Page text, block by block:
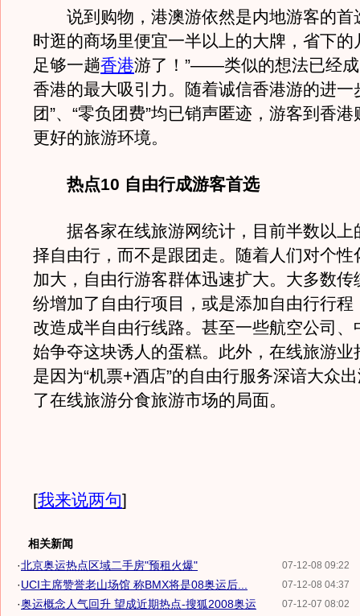
说到购物，港澳游依然是内地游客的首
时逛的商场里便宜一半以上的大牌，省下的
足够一趟香港游了！”——类似的想法已经
香港的最大吸引力。随着诚信香港游的进一
团”、“零负团费”均已销声匿迹，游客到香
更好的旅游环境。
热点10 自由行成游客首选
据各家在线旅游网统计，目前半数以上
择自由行，而不是跟团走。随着人们对个性
加大，自由行游客群体迅速扩大。大多数传
纷增加了自由行项目，或是添加自由行行程
改造成半自由行线路。甚至一些航空公司、
始争夺这块诱人的蛋糕。此外，在线旅游业
是因为“机票+酒店”的自由行服务深谙大众
了在线旅游分食旅游市场的局面。
[我来说两句]
相关新闻
07-12-08 09:22
·北京奥运热点区域二手房"预租火爆"
07-12-08 04:37
·UCI主席赞誉老山场馆 称BMX将是08奥运后...
07-12-07 08:02
·奥运概念人气回升 望成近期热点-搜狐2008奥运